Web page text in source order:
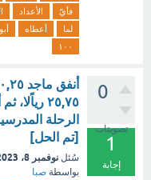
فأيّ
الأعداد
لما
أعطاه
١٠٠
0
تصويتات
1
إجابة
الرحلة
[تم الحل]
سُئل نوفمبر 8، 2023
بواسطة صبا